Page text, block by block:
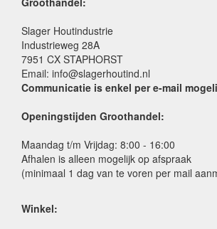
Slager Houtindustrie
Industrieweg 28A
7951 CX STAPHORST
Email: info@slagerhoutind.nl
Communicatie is enkel per e-mail
Openingstijden Groothandel:
Maandag t/m Vrijdag: 8:00 - 16:00
Afhalen is alleen mogelijk op afspraak
(minimaal 1 dag van te voren per mail
Winkel: